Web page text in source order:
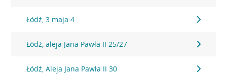
Łódź, 3 maja 4
Łódź, aleja Jana Pawła II 25/27
Łódź, Aleja Jana Pawła II 30